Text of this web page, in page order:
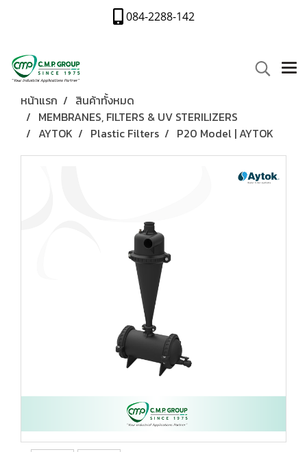
084-2288-142
หน้าแรก
สินค้าทั้งหมด
MEMBRANES, FILTERS & UV STERILIZERS
AYTOK
Plastic Filters P20 Model | AYTOK